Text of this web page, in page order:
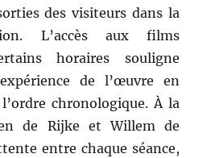
des visiteurs dans la
L’accès aux films
horaires souligne
de l’œuvre en
chronologique. À la
de Rijke et Willem de
entre chaque séance,